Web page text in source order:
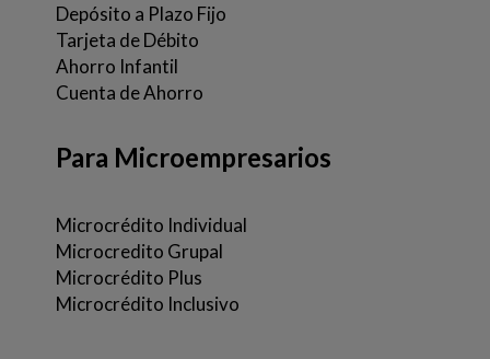
Depósito a Plazo Fijo
Tarjeta de Débito
Ahorro Infantil
Cuenta de Ahorro
Para Microempresarios
Microcrédito Individual
Microcredito Grupal
Microcrédito Plus
Microcrédito Inclusivo